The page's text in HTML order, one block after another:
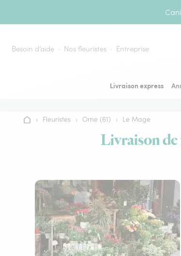
Besoin d’aide Nos fleuristes Entreprise
Livraison express
Accueil
› Fleuristes › Orne (61) › Le Mage
Livraison de